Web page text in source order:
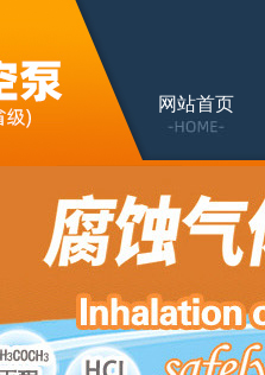
网站首页